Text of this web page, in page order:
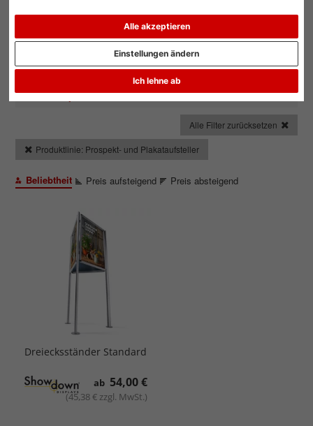
Alle akzeptieren
Ich lehne ab
Einstellungen ändern
Kategorie finden Sie insbesondere Aufsteller für das professionelle
Präsentieren von Postern und Prospekten.
Alle Filter zurücksetzen
Produktlinie: Prospekt- und Plakataufsteller
Beliebtheit Preis aufsteigend Preis absteigend
Dreiecksständer Standard
ab 54,00 €
(45,38 € zzgl. MwSt.)